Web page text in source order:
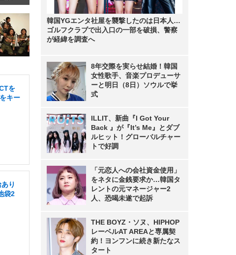
を
キー
り
袋2
韓国YGエンタ社屋を襲撃したのは日本人…
ゴルフクラブで出入口の一部を破損、警察
が経緯を調査へ
8年交際を実らせ結婚！韓国
女性歌手、音楽プロデューサ
ーと明日（8日）ソウルで挙
式
ILLIT、新曲『I Got Your
Back 』が『It’s Me』とダブ
ルヒット！グローバルチャー
トで好調
「元恋人への会社資金使用」
をネタに金銭要求か…韓国タ
レントの元マネージャー2
人、恐喝未遂で起訴
THE BOYZ・ソヌ、HIPHOP
レーベルAT AREAと専属契
約！ヨンフンに続き新たなス
タート